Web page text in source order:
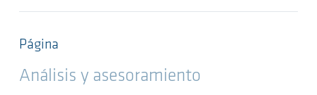
Página
Análisis y asesoramiento